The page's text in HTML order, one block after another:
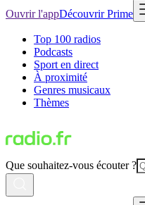
Ouvrir l'appDécouvrir Prime
Top 100 radios
Podcasts
Sport en direct
À proximité
Genres musicaux
Thèmes
Que souhaitez-vous écouter ?